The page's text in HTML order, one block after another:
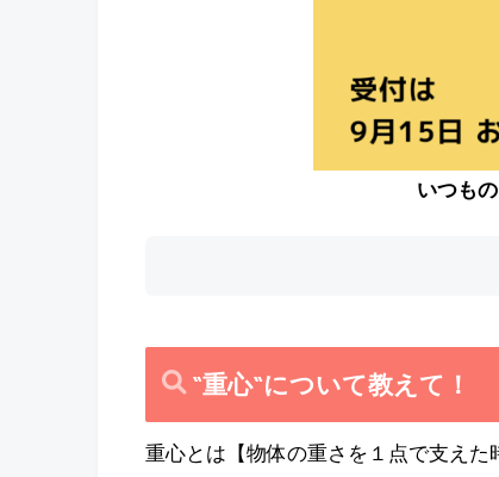
いつも
“重心“について教えて！
重心とは【物体の重さを１点で支えた